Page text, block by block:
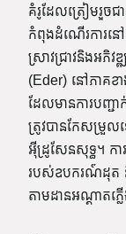
គំរូដែលត្រៀមរួចជ
កំពុងដំណើរការន
ស្រាវជ្រាវនិងអភិ
(Eder) នៅភាគ
ដែលមានការបញ្
ត្រូវបានកែសម្រួល
អ៊ីដ្រូសែនសុទ្ធ។ ក
របស់ឧបករណ៍ដុត និង
តាមដានអណ្ដាតភ្